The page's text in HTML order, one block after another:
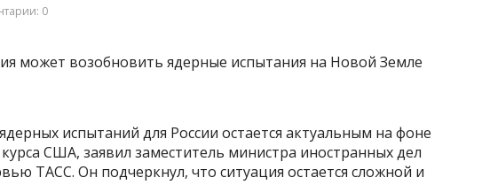
0
испытаний для России остается актуальным на фоне
США, заявил заместитель министра иностранных дел
ТАСС. Он подчеркнул, что ситуация остается сложной и